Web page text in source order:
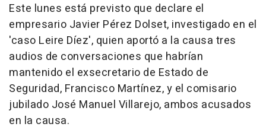
Este lunes está previsto que declare el
empresario Javier Pérez Dolset, investigado en el
'caso Leire Díez', quien aportó a la causa tres
audios de conversaciones que habrían
mantenido el exsecretario de Estado de
Seguridad, Francisco Martínez, y el comisario
jubilado José Manuel Villarejo, ambos acusados
en la causa.